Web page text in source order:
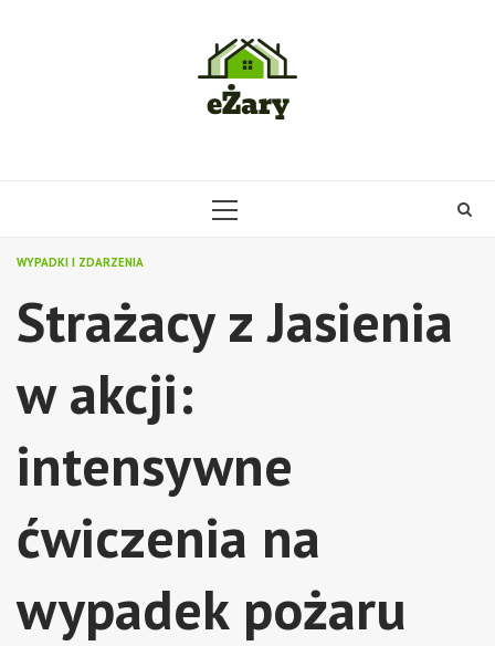
PRIMARY
WYPADKI I ZDARZENIA
Strażacy z Jasienia
w akcji:
intensywne
ćwiczenia na
wypadek pożaru